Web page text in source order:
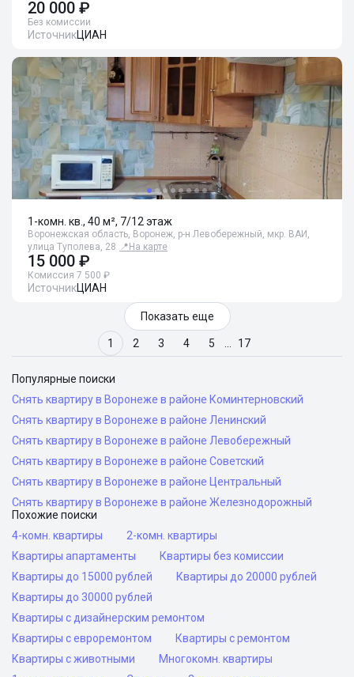
20 000 ₽
Без комиссии
ИсточникЦИАН
1-комн. кв., 40 м², 7/12 этаж
Воронежская область, Воронеж, р-н Левобережный, мкр. ВАИ,
улица Туполева, 28 📍 На карте
15 000 ₽
Комиссия 7 500 ₽
ИсточникЦИАН
Показать еще
1 2 3 4 5 17
Популярные поиски
Снять квартиру в Воронеже в районе Коминтерновский
Снять квартиру в Воронеже в районе Ленинский
Снять квартиру в Воронеже в районе Левобережный
Снять квартиру в Воронеже в районе Советский
Снять квартиру в Воронеже в районе Центральный
Снять квартиру в Воронеже в районе Железнодорожный
Похожие поиски
4-комн. квартиры
2-комн. квартиры
Квартиры апартаменты
Квартиры без комиссии
Квартиры до 15000 рублей
Квартиры до 20000 рублей
Квартиры до 30000 рублей
Квартиры с дизайнерским ремонтом
Квартиры с евроремонтом
Квартиры с ремонтом
Квартиры с животными
Многокомн. квартиры